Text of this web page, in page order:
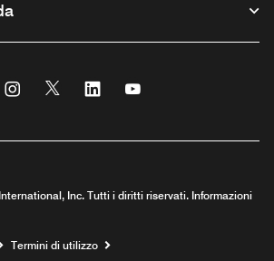
a new window
Instagram
Opens a new window
Twitter
Opens a new window
Linkedin
Opens a new window
Opens a new window
Inc. Tutti i diritti riservati. Informazioni
Opens a new window
Termini di utilizzo